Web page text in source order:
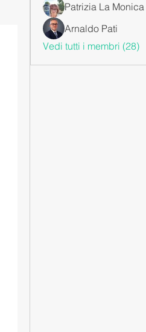
Patrizia La Monica
Arnaldo Pati
Vedi tutti i membri (28)